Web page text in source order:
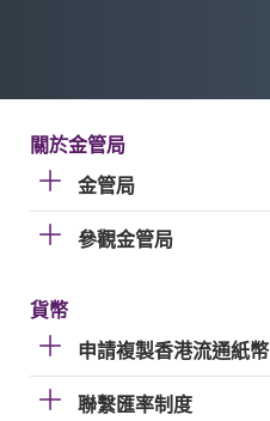
關於金管局
金管局
參觀金管局
貨幣
申請複製香港流通紙幣
聯繫匯率制度